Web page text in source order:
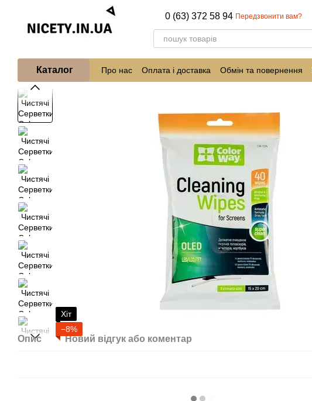
Перейти до основного контенту
0 (63) 372 58 94 Передзвонити вам?
Каталог Про нас Оплата і доставка Обмін та повернення
Хіт
−8%
Опис Новий відгук або коментар